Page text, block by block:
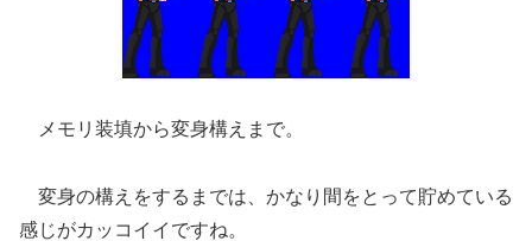
メモリ装填から変身構えまで。
変身の構えをするまでは、かなり間をとって貯めている
感じがカッコイイですね。